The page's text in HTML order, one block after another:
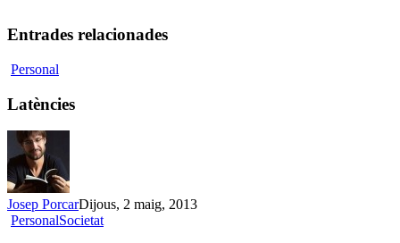
Entrades relacionades
Personal
Latències
Josep PorcarDijous, 2 maig, 2013
PersonalSocietatRajoy